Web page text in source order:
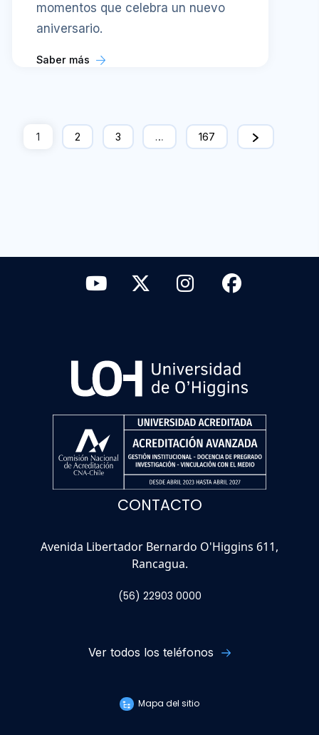
momentos que celebra un nuevo
aniversario.
Saber más
1 2 3 … 167
CONTACTO
Avenida Libertador Bernardo O'Higgins 611,
Rancagua.
(56) 22903 0000
Ver todos los teléfonos
Mapa del sitio